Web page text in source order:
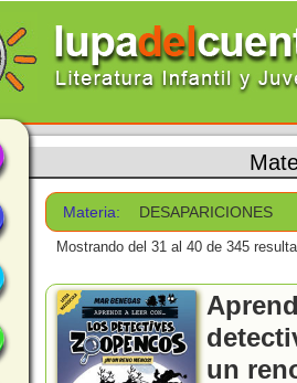
Materia: DESAPARICIONES
Mostrando del 31 al 40 de 345
un